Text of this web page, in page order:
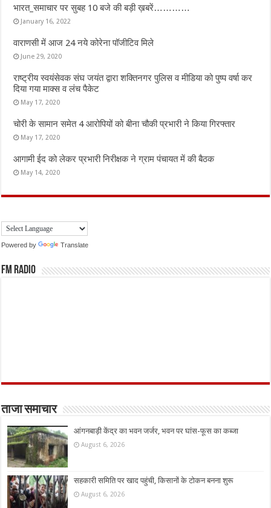
भारत_समाचार पर सुबह 10 बजे की बड़ी ख़बरें…………
January 16, 2022
वाराणसी में आज 24 नये कोरेना पॉजीटिव मिले
June 29, 2020
राष्ट्रीय स्वयंसेवक संघ जयंत द्वारा शक्तिनगर पुलिस व मीडिया को पुष्प वर्षा कर
दिया गया माक्स व लंच पैकेट
May 17, 2020
चोरी के सामान समेत 4 आरोपियों को बीना चौकी प्रभारी ने किया गिरफ्तार
May 17, 2020
आगामी ईद को लेकर प्रभारी निरीक्षक ने ग्राम पंचायत में की बैठक
May 14, 2020
Powered by Translate
FM Radio
ताजा समाचार
आंगनबाड़ी केंद्र का भवन जर्जर, भवन पर घांस-फूस का कब्जा
August 6, 2026
सहकारी समिति पर खाद पहुंची, किसानों के टोकन बनना शुरू
August 6, 2026